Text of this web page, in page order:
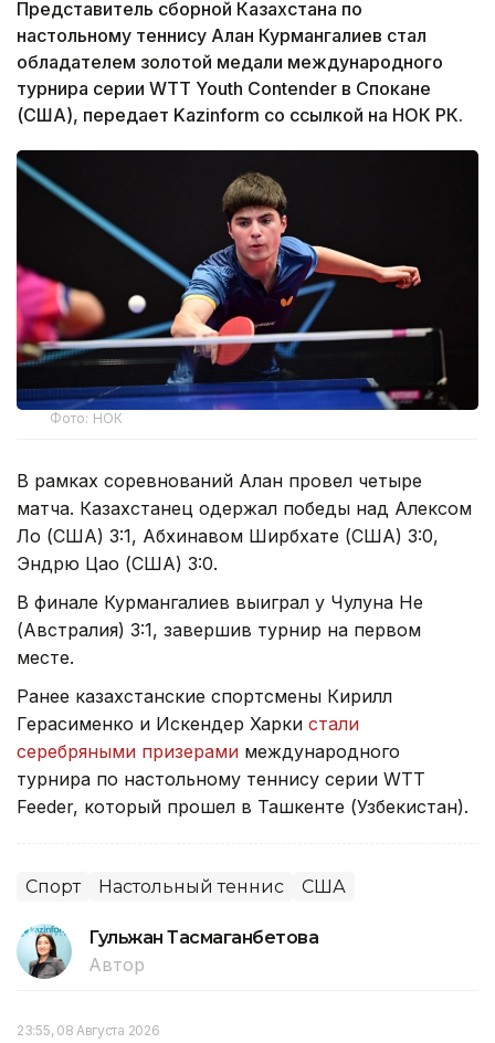
Представитель сборной Казахстана по
настольному теннису Алан Курмангалиев стал
обладателем золотой медали международного
турнира серии WTT Youth Contender в Спокане
(США), передает Kazinform со ссылкой на НОК РК.
Фото: НОК
В рамках соревнований Алан провел четыре
матча. Казахстанец одержал победы над Алексом
Ло (США) 3:1, Абхинавом Ширбхате (США) 3:0,
Эндрю Цао (США) 3:0.
В финале Курмангалиев выиграл у Чулуна Не
(Австралия) 3:1, завершив турнир на первом
месте.
Ранее казахстанские спортсмены Кирилл
Герасименко и Искендер Харки стали
серебряными призерами международного
турнира по настольному теннису серии WTT
Feeder, который прошел в Ташкенте (Узбекистан).
Спорт Настольный теннис США
Гульжан Тасмаганбетова
Автор
23:55, 08 Августа 2026